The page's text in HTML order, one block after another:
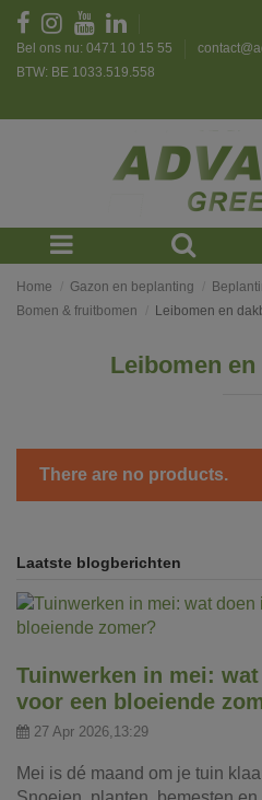
Bel ons nu: 0471 10 15 55
BTW: BE 1033.519.558
Home Gazon en beplanting
Bomen & fruitbomen
Leibomen en
Leibomen
There are no products.
Laatste blogberichten
Tuinwerken in mei:
voor een bloeiende
27 Apr 2026,13:29
Mei is dé maand om je tuin